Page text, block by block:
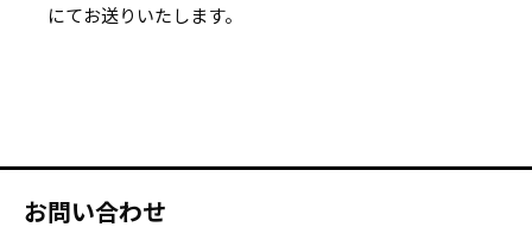
にてお送りいたします。
お問い合わせ